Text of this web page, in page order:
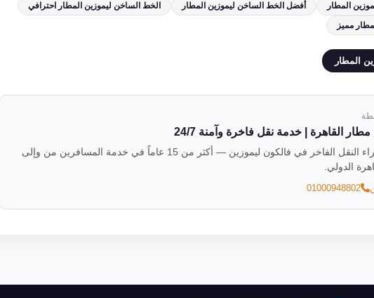
المطار أفضل الخط الساخن ليموزين المطار
الخط الساخن ليموزين المطار احترافي
مميز
المطار
القاهرة | خدمة نقل فاخرة وآمنة 24/7
فريق خبراء النقل الفاخر في فالكون ليموزين — أكثر من 15 عاماً في خدمة المسافرين من وإلى
الدولي.
01000948802